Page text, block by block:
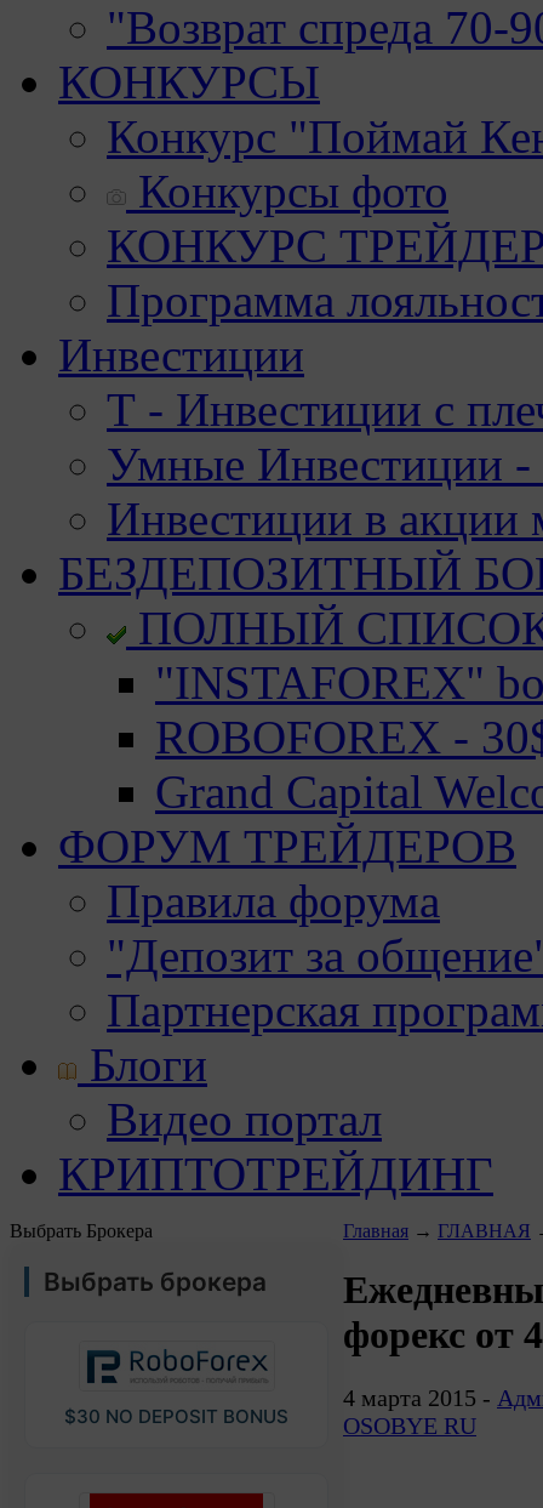
"Возврат спреда 70-
КОНКУРСЫ
Конкурс "Поймай
Конкурсы фото
КОНКУРС
Программа
Инвестиции
Т - Инвестиции с
Умные Инвестиции -
Инвестиции в акции
БЕЗДЕПОЗИТНЫЙ
ПОЛНЫЙ
"INSTAFOREX"
ROBOFOREX -
Grand Capital
ФОРУМ ТРЕЙДЕРОВ
Правила форума
"Депозит за
Партнерская
Блоги
Видео портал
КРИПТОТРЕЙДИНГ
Выбрать Брокера
Выбрать брокера
$30 NO DEPOSIT BONUS
Главная → ГЛАВНАЯ
форекс от
4 марта 2015 -
OSOBYE RU